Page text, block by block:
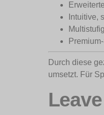
Intuitive,
Durch diese
umsetzt. Für